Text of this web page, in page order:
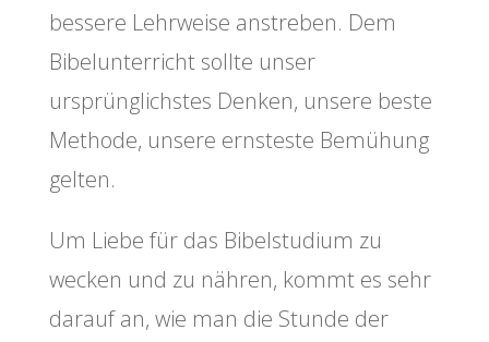
bessere Lehrweise anstreben. Dem
Bibelunterricht sollte unser
ursprünglichstes Denken, unsere beste
Methode, unsere ernsteste Bemühung
gelten.
Um Liebe für das Bibelstudium zu
wecken und zu nähren, kommt es sehr
darauf an, wie man die Stunde der